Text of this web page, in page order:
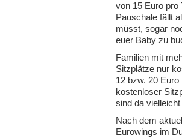
von 15 Euro pro
Pauschale fällt
müsst, sogar
euer Baby zu
Familien mit
Sitzplätze nur
12 bzw. 20
kostenloser
sind da
Nach dem
Eurowings im